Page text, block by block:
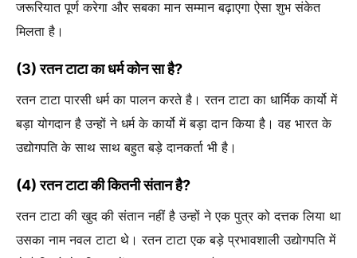
जरूरियात पूर्ण करेगा और सबका मान सम्मान बढ़ाएगा ऐसा शुभ संकेत
मिलता है।
(3) रतन टाटा का धर्म कोन सा है?
रतन टाटा पारसी धर्म का पालन करते है। रतन टाटा का धार्मिक कार्यो में
बड़ा योगदान है उन्हों ने धर्म के कार्यो में बड़ा दान किया है। वह भारत के
उद्योगपति के साथ साथ बहुत बड़े दानकर्ता भी है।
(4) रतन टाटा की कितनी संतान है?
रतन टाटा की खुद की संतान नहीं है उन्हों ने एक पुत्र को दत्तक लिया था
उसका नाम नवल टाटा थे। रतन टाटा एक बड़े प्रभावशाली उद्योगपति में